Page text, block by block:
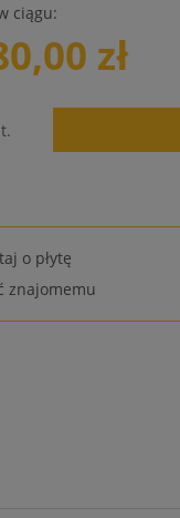
ciągu:
zł
o płytę
znajomemu